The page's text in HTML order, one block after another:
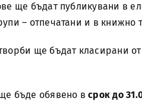
ще бъдат публикувани в
– отпечатани и в книжно
ще бъдат класирани
бъде обявено всрок до